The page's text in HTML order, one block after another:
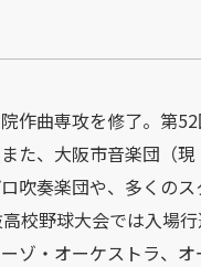
作曲専攻を修了。第
た、大阪市音楽団（
吹奏楽団や、多くの
校野球大会では入場行
ゾ・オーケストラ、